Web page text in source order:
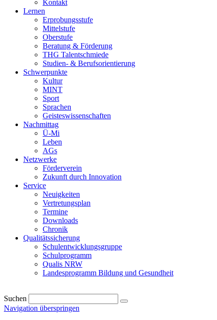
Kontakt
Lernen
Erprobungsstufe
Mittelstufe
Oberstufe
Beratung & Förderung
THG Talentschmiede
Studien- & Berufsorientierung
Schwerpunkte
Kultur
MINT
Sport
Sprachen
Geisteswissenschaften
Nachmittag
Ü-Mi
Leben
AGs
Netzwerke
Förderverein
Zukunft durch Innovation
Service
Neuigkeiten
Vertretungsplan
Termine
Downloads
Chronik
Qualitätssicherung
Schulentwicklungsgruppe
Schulprogramm
Qualis NRW
Landesprogramm Bildung und Gesundheit
Suchen
Navigation überspringen